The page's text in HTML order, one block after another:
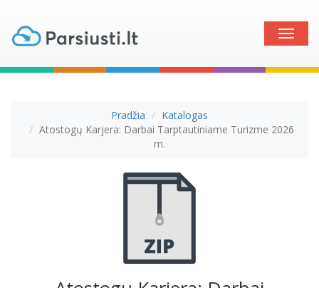
Toggle
Pradžia
Katalogas
Atostogų Karjera: Darbai Tarptautiniame Turizme 2026
m.